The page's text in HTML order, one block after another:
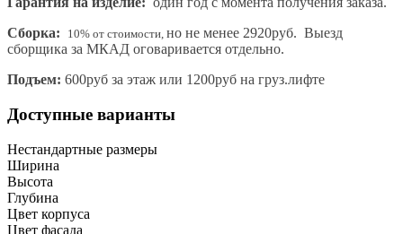
Сборка:
10% от стоимости, но не менее 2920руб. Выезд
сборщика за МКАД оговаривается отдельно.
Подъем: 600руб за этаж или 1200руб на груз.лифте
Доступные варианты
Нестандартные размеры
Ширина
Высота
Глубина
Цвет корпуса
Цвет фасада